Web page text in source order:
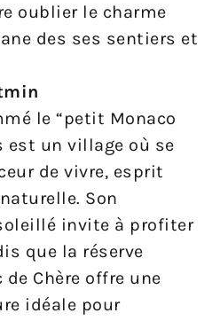
oublier le charme
des ses sentiers et
le “petit Monaco
est un village où se
de vivre, esprit
Son
invite à profiter
que la réserve
Chère offre une
idéale pour